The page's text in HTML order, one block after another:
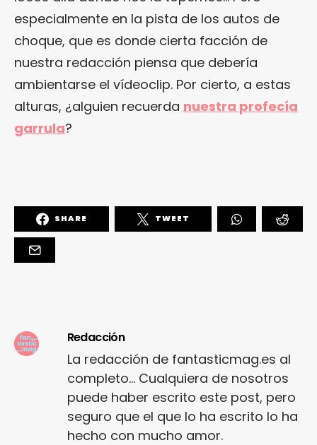
especialmente en la pista de los autos de
choque, que es donde cierta facción de
nuestra redacción piensa que debería
ambientarse el vídeoclip. Por cierto, a estas
alturas, ¿alguien recuerda nuestra profecía
garrula?
SHARE TWEET
Redacción
La redacción de fantasticmag.es al
completo... Cualquiera de nosotros
puede haber escrito este post, pero
seguro que el que lo ha escrito lo ha
hecho con mucho amor.